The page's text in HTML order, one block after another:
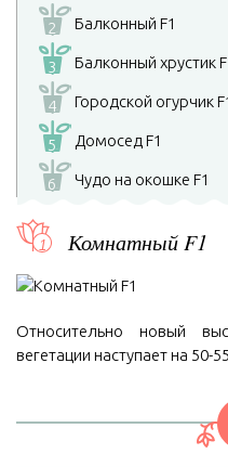
2 Балконный F1
3 Балконный хрустик
4 Городской огурчик
5 Домосед F1
6 Чудо на окошке F1
Комнатный F1
Относительно новый
вегетации наступает на 50-